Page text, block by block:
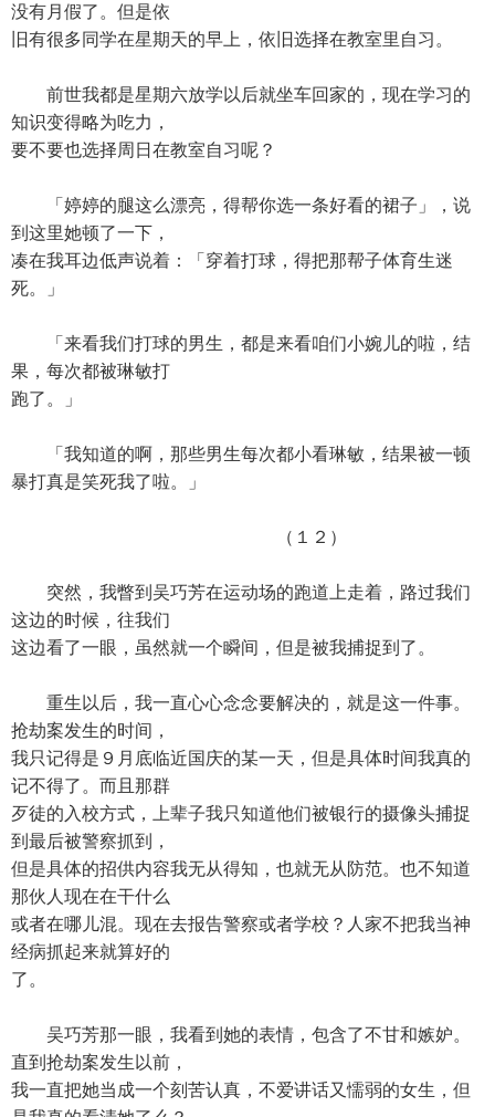
没有月假了。但是依
旧有很多同学在星期天的早上，依旧选择在教室里自习。
前世我都是星期六放学以后就坐车回家的，现在学习的
知识变得略为吃力，
要不要也选择周日在教室自习呢？
「婷婷的腿这么漂亮，得帮你选一条好看的裙子」，说
到这里她顿了一下，
凑在我耳边低声说着：「穿着打球，得把那帮子体育生迷
死。」
「来看我们打球的男生，都是来看咱们小婉儿的啦，结
果，每次都被琳敏打
跑了。」
「我知道的啊，那些男生每次都小看琳敏，结果被一顿
暴打真是笑死我了啦。」
（１２）
突然，我瞥到吴巧芳在运动场的跑道上走着，路过我们
这边的时候，往我们
这边看了一眼，虽然就一个瞬间，但是被我捕捉到了。
重生以后，我一直心心念念要解决的，就是这一件事。
抢劫案发生的时间，
我只记得是９月底临近国庆的某一天，但是具体时间我真的
记不得了。而且那群
歹徒的入校方式，上辈子我只知道他们被银行的摄像头捕捉
到最后被警察抓到，
但是具体的招供内容我无从得知，也就无从防范。也不知道
那伙人现在在干什么
或者在哪儿混。现在去报告警察或者学校？人家不把我当神
经病抓起来就算好的
了。
吴巧芳那一眼，我看到她的表情，包含了不甘和嫉妒。
直到抢劫案发生以前，
我一直把她当成一个刻苦认真，不爱讲话又懦弱的女生，但